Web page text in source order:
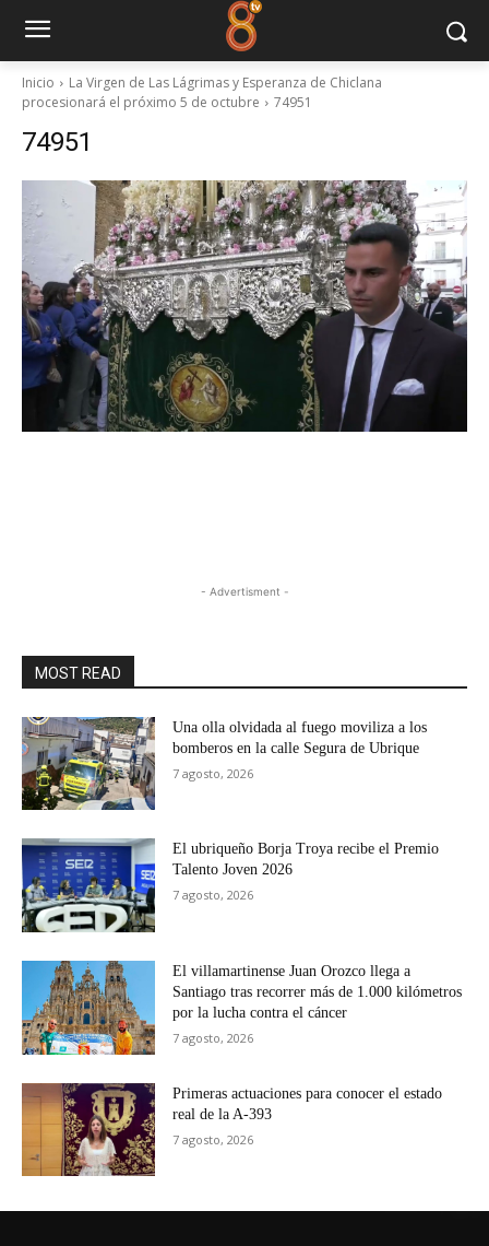
Inicio
La Virgen de Las Lágrimas y Esperanza de Chiclana
procesionará el próximo 5 de octubre
74951
74951
- Advertisment -
MOST READ
Una olla olvidada al fuego moviliza a los
bomberos en la calle Segura de Ubrique
7 agosto, 2026
El ubriqueño Borja Troya recibe el Premio
Talento Joven 2026
7 agosto, 2026
El villamartinense Juan Orozco llega a
Santiago tras recorrer más de 1.000 kilómetros
por la lucha contra el cáncer
7 agosto, 2026
Primeras actuaciones para conocer el estado
real de la A-393
7 agosto, 2026